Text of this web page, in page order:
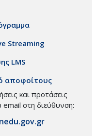
Streaming
LMS
αποφοίτους
και προτάσεις
στη διεύθυνση: